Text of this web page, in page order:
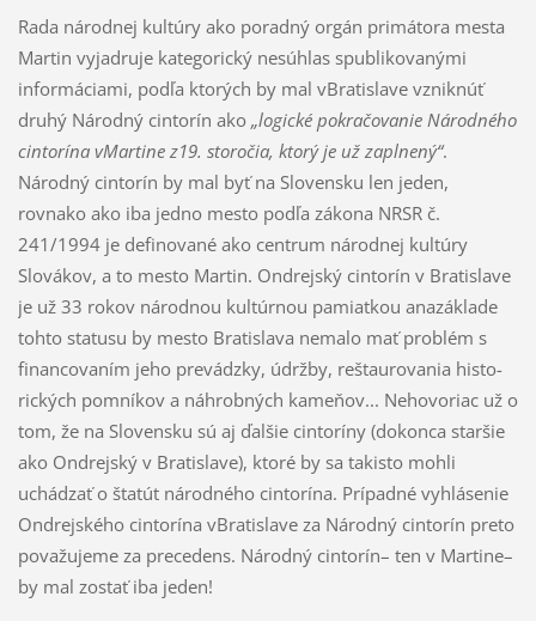
Rada národnej kultúry ako poradný orgán pri­mátora mesta
Martin vyjadruje kategorický nesú­hlas spublikovanými
informáciami, podľa ktorých by mal vBratislave vzniknúť
druhý Národný cin­torín ako „logické pokračovanie Národného
cin­torína vMartine z19. storočia, ktorý je už zaplne­ný“.
Národný cintorín by mal byť na Slovensku len jeden,
rovnako ako iba jedno mesto podľa zákona NRSR č.
241/1994 je definované ako centrum ná­rodnej kultúry
Slovákov, a to mesto Martin. Ondrejský cintorín v Bratislave
je už 33 rokov národ­nou kultúrnou pamiatkou anazáklade
tohto statusu by mesto Bratislava nemalo mať problém s
financo­vaním jeho prevádzky, údržby, reštaurovania histo­
rických pomníkov a náhrobných kameňov... Neho­voriac už o
tom, že na Slovensku sú aj ďalšie cin­toríny (dokonca staršie
ako Ondrejský v Bratisla­ve), ktoré by sa takisto mohli
uchádzať o štatút ná­rodného cintorína. Prípadné vyhlásenie
Ondrejské­ho cintorína vBratislave za Národný cintorín preto
považujeme za precedens. Národný cintorín– ten v Martine–
by mal zostať iba jeden!